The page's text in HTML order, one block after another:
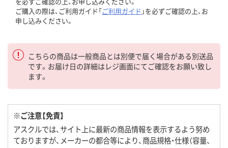
ご購入の際は、ご利用ガイド「ご利用ガイド 」を必ずご確認の上、お
申し込みください。
こちらの商品は一般商品とは別便で届く場合がある別送品
です。お届け日の詳細はレジ画面にてご確認をお願い致し
ます。
※ご注意【免責】
アスクルでは、サイト上に最新の商品情報を表示するよう努め
ておりますが、メーカーの都合等により、商品規格・仕様（容量、